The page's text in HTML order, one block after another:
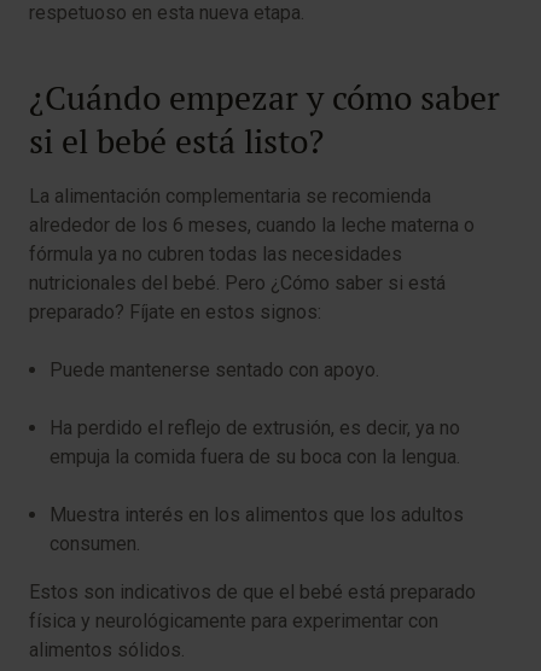
respetuoso en esta nueva etapa.
¿Cuándo empezar y cómo saber
si el bebé está listo?
La alimentación complementaria se recomienda
alrededor de los 6 meses, cuando la leche materna o
fórmula ya no cubren todas las necesidades
nutricionales del bebé. Pero ¿Cómo saber si está
preparado? Fíjate en estos signos:
Puede mantenerse sentado con apoyo.
Ha perdido el reflejo de extrusión, es decir, ya no
empuja la comida fuera de su boca con la lengua.
Muestra interés en los alimentos que los adultos
consumen.
Estos son indicativos de que el bebé está preparado
física y neurológicamente para experimentar con
alimentos sólidos.